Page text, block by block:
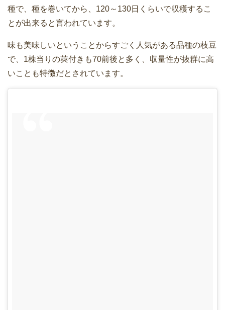
種で、種を巻いてから、120～130日くらいで収穫するこ
とが出来ると言われています。
味も美味しいということからすごく人気がある品種の枝豆
で、1株当りの莢付きも70前後と多く、収量性が抜群に高
いことも特徴だとされています。